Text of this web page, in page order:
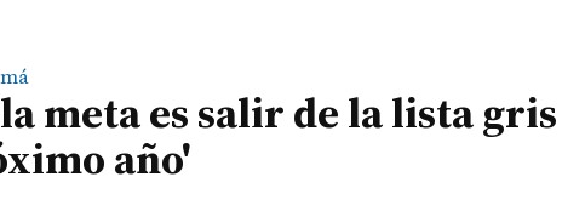
meta es salir de la lista
año'